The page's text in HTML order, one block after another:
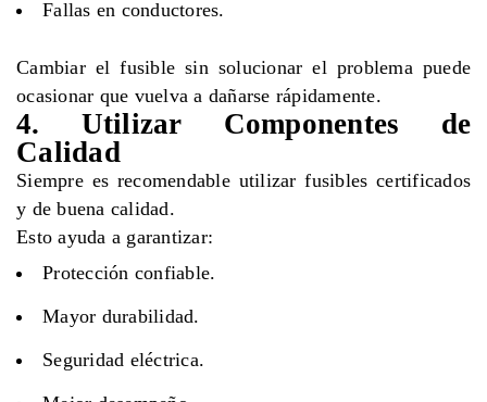
Fallas en conductores.
Cambiar el fusible sin solucionar el problema puede
ocasionar que vuelva a dañarse rápidamente.
4. Utilizar Componentes de
Calidad
Siempre es recomendable utilizar fusibles certificados
y de buena calidad.
Esto ayuda a garantizar:
Protección confiable.
Mayor durabilidad.
Seguridad eléctrica.